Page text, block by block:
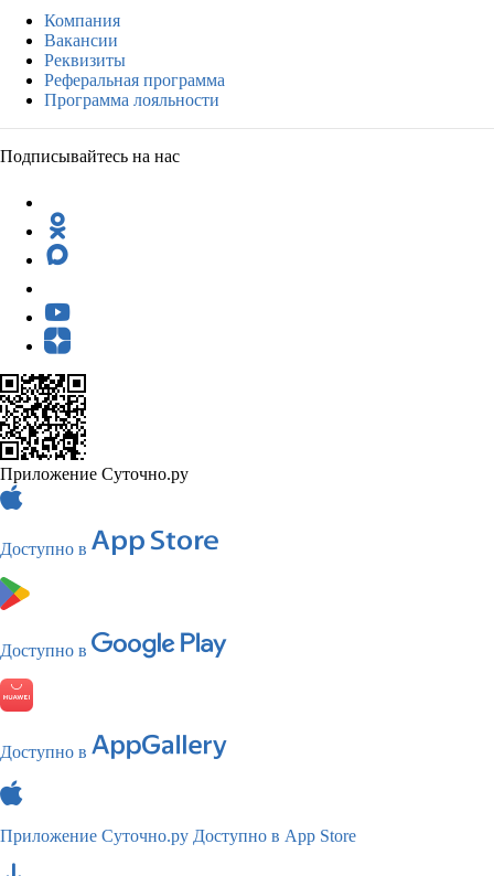
Компания
Вакансии
Реквизиты
Реферальная программа
Программа лояльности
Подписывайтесь на нас
Приложение Суточно.ру
Доступно в
Доступно в
Доступно в
Приложение Суточно.ру Доступно в App Store